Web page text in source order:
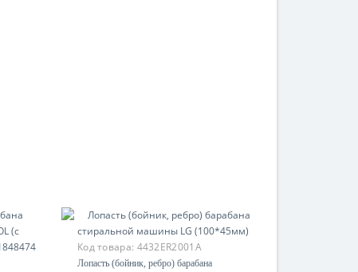
Код товара: 4432ER2001A
Лопасть (бойник, ребро) барабана